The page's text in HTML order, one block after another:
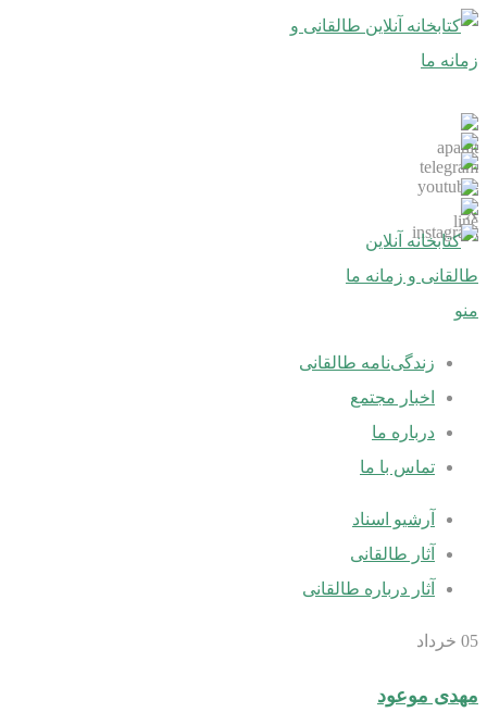
منو
زندگی‌نامه طالقانی
اخبار مجتمع
درباره ما
تماس با ما
آرشیو اسناد
آثار طالقانی
آثار درباره طالقانی
05 خرداد
مهدی موعود